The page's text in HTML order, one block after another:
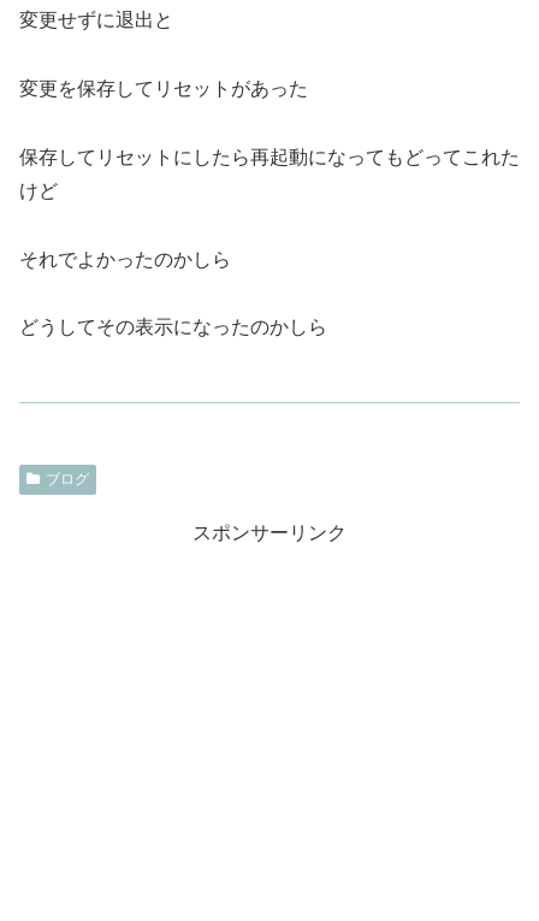
変更せずに退出と
変更を保存してリセットがあった
保存してリセットにしたら再起動になってもどってこれた
けど
それでよかったのかしら
どうしてその表示になったのかしら
ブログ
スポンサーリンク